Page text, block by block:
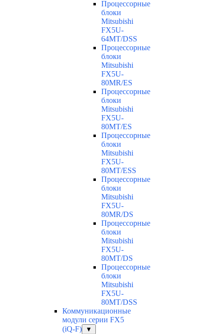
Процессорные
блоки
Mitsubishi
FX5U-
64MT/DSS
Процессорные
блоки
Mitsubishi
FX5U-
80MR/ES
Процессорные
блоки
Mitsubishi
FX5U-
80MT/ES
Процессорные
блоки
Mitsubishi
FX5U-
80MT/ESS
Процессорные
блоки
Mitsubishi
FX5U-
80MR/DS
Процессорные
блоки
Mitsubishi
FX5U-
80MT/DS
Процессорные
блоки
Mitsubishi
FX5U-
80MT/DSS
Коммуникационные
модули серии FX5
(iQ-F)
▼